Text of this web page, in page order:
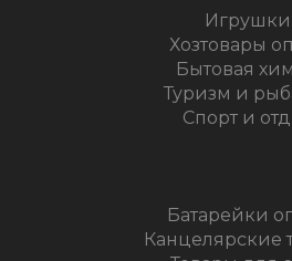
Игрушки
Хозтовары
Бытовая
Туризм и
Спорт и
Батарейки
Канцелярские